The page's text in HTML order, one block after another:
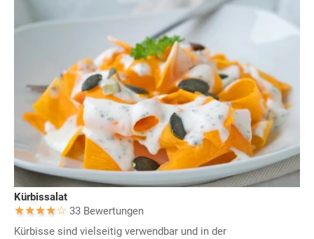
Kürbissalat
33 Bewertungen
Kürbisse sind vielseitig verwendbar und in der